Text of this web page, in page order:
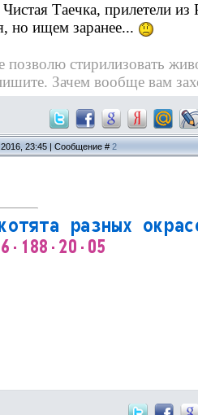
Таечка, прилетели
но ищем заранее...
позволю стирилизовать
Зачем вообще вам
23:45 | Сообщение # 2